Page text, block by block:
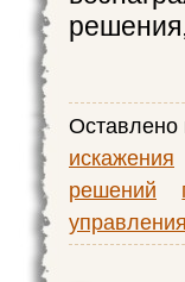
Оставлено
искажения
решений
управления